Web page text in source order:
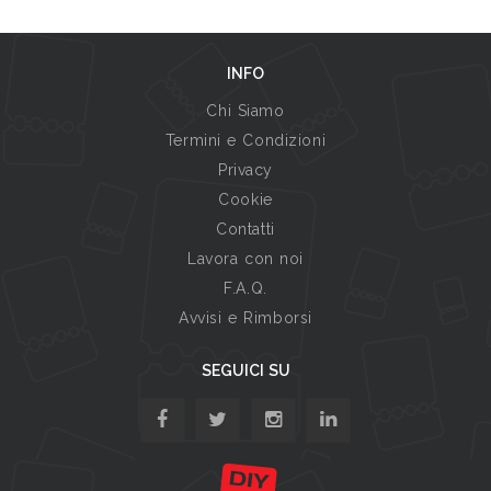
INFO
Chi Siamo
Termini e Condizioni
Privacy
Cookie
Contatti
Lavora con noi
F.A.Q.
Avvisi e Rimborsi
SEGUICI SU